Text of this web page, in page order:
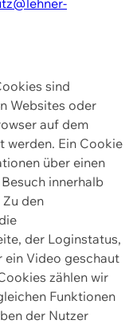
sind
Websites oder
auf dem
werden. Ein Cookie
über einen
innerhalb
den
der Loginstatus,
ein Video geschaut
zählen wir
Funktionen
der Nutzer